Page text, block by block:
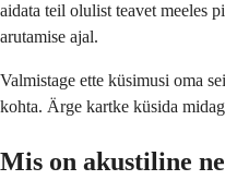
aidata teil olulist teavet meeles
arutamise ajal.
Valmistage ette küsimusi oma
kohta. Ärge kartke küsida
Mis on akustiline